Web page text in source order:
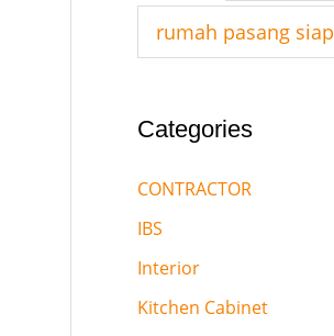
:
rumah pasang siap
Categories
CONTRACTOR
IBS
Interior
Kitchen Cabinet